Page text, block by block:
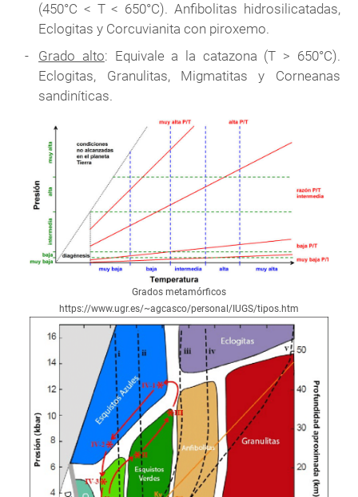
(450°C < T < 650°C). Anfibolitas hidrosilicatadas,
Eclogitas y Corcuvianita con piroxemo.
Grado alto: Equivale a la catazona (T > 650°C).
Eclogitas, Granulitas, Migmatitas y Corneanas
sandiníticas.
Grados metamórficos
https://www.ugr.es/~agcasco/personal/IUGS/tipos.htm